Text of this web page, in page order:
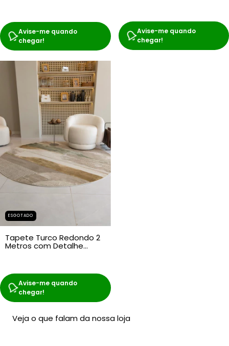
Avise-me quando
chegar!
Avise-me quando
chegar!
ESGOTADO
Tapete Turco Redondo 2
Metros com Detalhe
Avise-me quando
chegar!
Veja o que falam da nossa loja